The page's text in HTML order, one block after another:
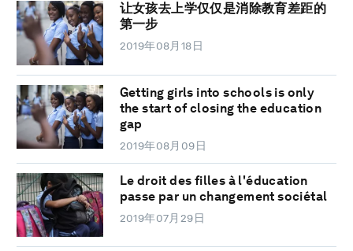
让女孩去上学仅仅是消除教育差距的
第一步
2019年08月18日
Getting girls into schools is only
the start of closing the education
gap
2019年08月09日
Le droit des filles à l'éducation
passe par un changement sociétal
2019年07月29日